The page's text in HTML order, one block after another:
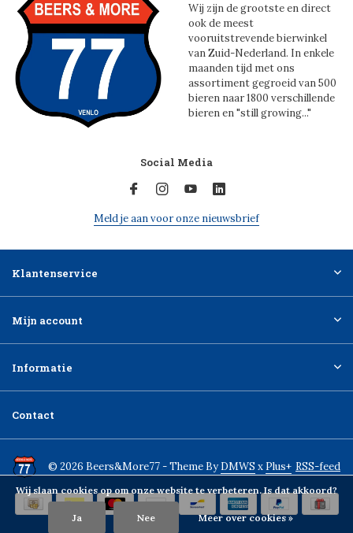
Wij zijn de grootste en direct
ook de meest
vooruitstrevende bierwinkel
van Zuid-Nederland. In enkele
maanden tijd met ons
assortiment gegroeid van 500
bieren naar 1800 verschillende
bieren en "still growing..."
Social Media
Meld je aan voor onze nieuwsbrief
Klantenservice
Mijn account
Informatie
Contact
© 2026 Beers&More77 - Theme ByDMWS x Plus+ RSS-feed
Wij slaan cookies op om onze website te verbeteren. Is dat akkoord?
Ja Nee Meer over cookies »